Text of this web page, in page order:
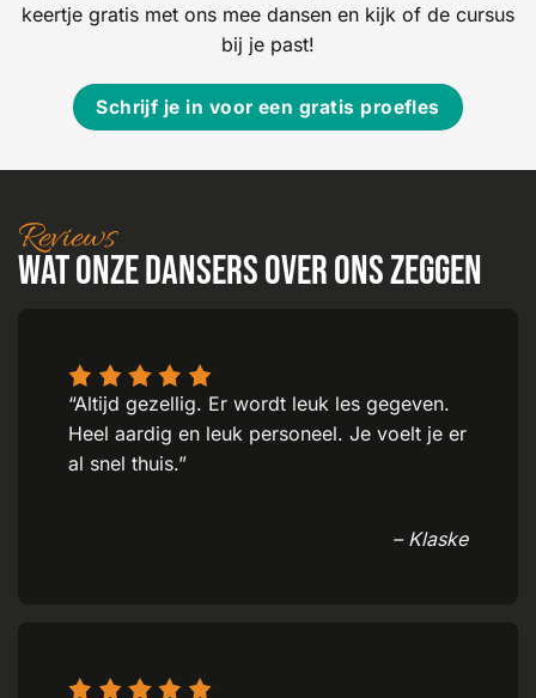
keertje gratis met ons mee dansen en kijk of de cursus
bij je past!
Schrijf je in voor een gratis proefles
Reviews
Wat onze dansers over ons zeggen
“Altijd gezellig. Er wordt leuk les gegeven.
Heel aardig en leuk personeel. Je voelt je er
al snel thuis.”
– Klaske